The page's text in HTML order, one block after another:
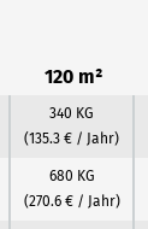
120 m²
340 KG
(135.3 € / Jahr)
680 KG
(270.6 € / Jahr)